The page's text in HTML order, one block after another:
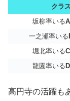
クラス
坂柳率いる
一之瀬率いる
堀北率いる
龍園率いる
高円寺の活躍も